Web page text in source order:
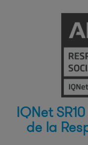
IQNet
de la